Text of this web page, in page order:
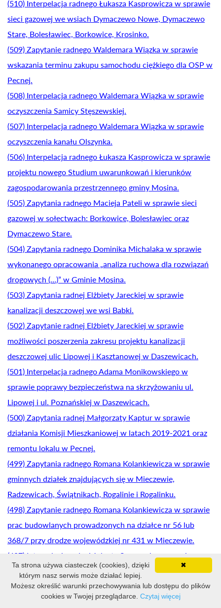
(510) Interpelacja radnego Łukasza Kasprowicza w sprawie
sieci gazowej we wsiach Dymaczewo Nowe, Dymaczewo
Stare, Bolesławiec, Borkowice, Krosinko.
(509) Zapytanie radnego Waldemara Wiązka w sprawie
wskazania terminu zakupu samochodu ciężkiego dla OSP w
Pecnej.
(508) Interpelacja radnego Waldemara Wiązka w sprawie
oczyszczenia Samicy Stęszewskiej.
(507) Interpelacja radnego Waldemara Wiązka w sprawie
oczyszczenia kanału Olszynka.
(506) Interpelacja radnego Łukasza Kasprowicza w sprawie
projektu nowego Studium uwarunkowań i kierunków
zagospodarowania przestrzennego gminy Mosina.
(505) Zapytania radnego Macieja Pateli w sprawie sieci
gazowej w sołectwach: Borkowice, Bolesławiec oraz
Dymaczewo Stare.
(504) Zapytania radnego Dominika Michalaka w sprawie
wykonanego opracowania „analiza ruchowa dla rozwiązań
drogowych (…)” w Gminie Mosina.
(503) Zapytania radnej Elżbiety Jareckiej w sprawie
kanalizacji deszczowej we wsi Babki.
(502) Zapytanie radnej Elżbiety Jareckiej w sprawie
możliwości poszerzenia zakresu projektu kanalizacji
deszczowej ulic Lipowej i Kasztanowej w Daszewicach.
(501) Interpelacja radnego Adama Monikowskiego w
sprawie poprawy bezpieczeństwa na skrzyżowaniu ul.
Lipowej i ul. Poznańskiej w Daszewicach.
(500) Zapytania radnej Małgorzaty Kaptur w sprawie
działania Komisji Mieszkaniowej w latach 2019-2021 oraz
remontu lokalu w Pecnej.
(499) Zapytania radnego Romana Kolankiewicza w sprawie
gminnych działek znajdujących się w Mieczewie,
Radzewicach, Świątnikach, Rogalinie i Rogalinku.
(498) Zapytanie radnego Romana Kolankiewicza w sprawie
prac budowlanych prowadzonych na działce nr 56 lub
368/7 przy drodze wojewódzkiej nr 431 w Mieczewie.
(497) Interpelacja radnej Jolanty Szymczak w sprawie
udostępnienia umowy zawartej pomiędzy Prezesem Spółki
"Park Strzelnica" a Gminą Mosina.
(496) Interpelacja radnej Jolanty Szymczak w sprawie
✖
Ta strona używa ciasteczek (cookies), dzięki
którym nasz serwis może działać lepiej.
Możesz określić warunki przechowywania lub dostępu do plików
cookies w Twojej przeglądarce. Czytaj więcej